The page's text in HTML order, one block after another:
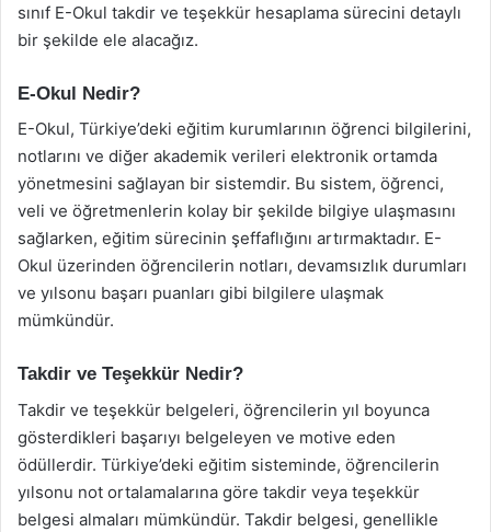
sınıf E-Okul takdir ve teşekkür hesaplama sürecini detaylı
bir şekilde ele alacağız.
E-Okul Nedir?
E-Okul, Türkiye’deki eğitim kurumlarının öğrenci bilgilerini,
notlarını ve diğer akademik verileri elektronik ortamda
yönetmesini sağlayan bir sistemdir. Bu sistem, öğrenci,
veli ve öğretmenlerin kolay bir şekilde bilgiye ulaşmasını
sağlarken, eğitim sürecinin şeffaflığını artırmaktadır. E-
Okul üzerinden öğrencilerin notları, devamsızlık durumları
ve yılsonu başarı puanları gibi bilgilere ulaşmak
mümkündür.
Takdir ve Teşekkür Nedir?
Takdir ve teşekkür belgeleri, öğrencilerin yıl boyunca
gösterdikleri başarıyı belgeleyen ve motive eden
ödüllerdir. Türkiye’deki eğitim sisteminde, öğrencilerin
yılsonu not ortalamalarına göre takdir veya teşekkür
belgesi almaları mümkündür. Takdir belgesi, genellikle